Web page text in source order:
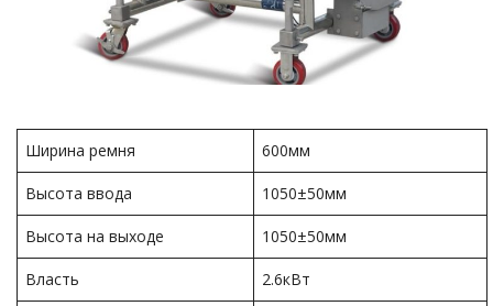
Ширина ремня 600мм
Высота ввода 1050±50мм
Высота на выходе 1050±50мм
Власть 2.6кВт